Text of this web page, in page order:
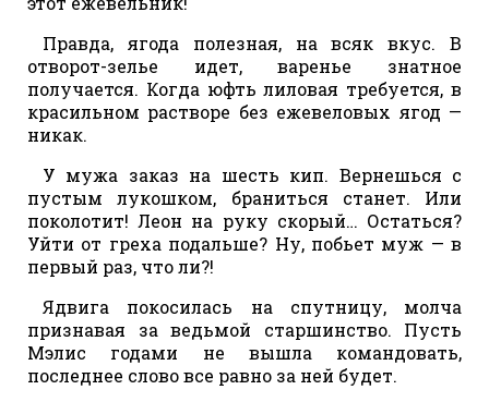
Правда, ягода полезная, на всяк вкус. В
отворот-зелье идет, варенье знатное
получается. Когда юфть лиловая требуется, в
красильном растворе без ежевеловых ягод —
никак.
У мужа заказ на шесть кип. Вернешься с
пустым лукошком, браниться станет. Или
поколотит! Леон на руку скорый… Остаться?
Уйти от греха подальше? Ну, побьет муж — в
первый раз, что ли?!
Ядвига покосилась на спутницу, молча
признавая за ведьмой старшинство. Пусть
Мэлис годами не вышла командовать,
последнее слово все равно за ней будет.